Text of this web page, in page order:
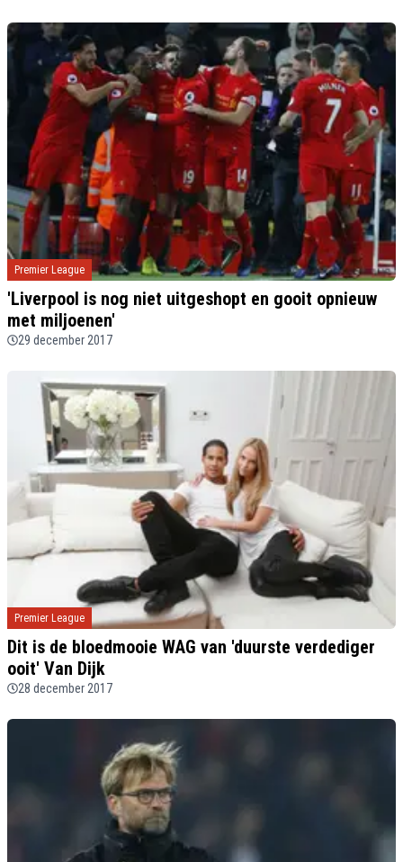
Premier League
'Liverpool is nog niet uitgeshopt en gooit opnieuw
met miljoenen'
29 december 2017
Premier League
Dit is de bloedmooie WAG van 'duurste verdediger
ooit' Van Dijk
28 december 2017